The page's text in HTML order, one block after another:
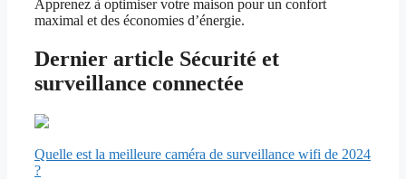
Apprenez à optimiser votre maison pour un confort
maximal et des économies d’énergie.
Dernier article Sécurité et
surveillance connectée
Quelle est la meilleure caméra de surveillance wifi de 2024
?